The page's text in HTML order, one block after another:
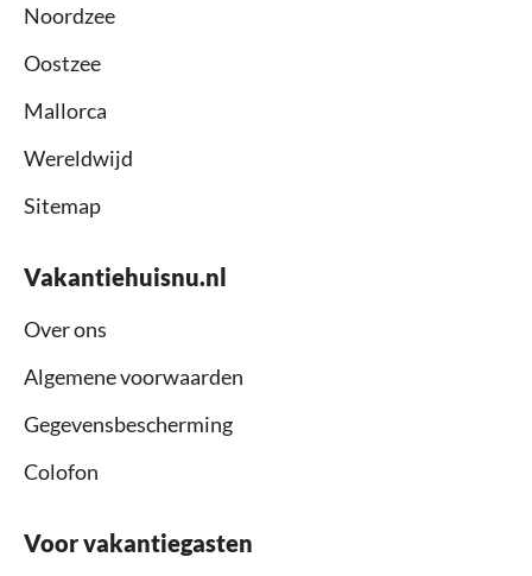
Noordzee
Oostzee
Mallorca
Wereldwijd
Sitemap
Vakantiehuisnu.nl
Over ons
Algemene voorwaarden
Gegevensbescherming
Colofon
Voor vakantiegasten